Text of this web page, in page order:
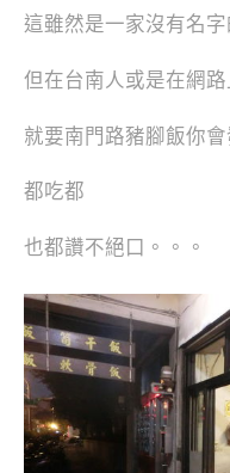
這雖然是一家沒有名
但在台南人或是在網路
就要南門路豬腳飯你
都吃都
也都讚不絕口。。。